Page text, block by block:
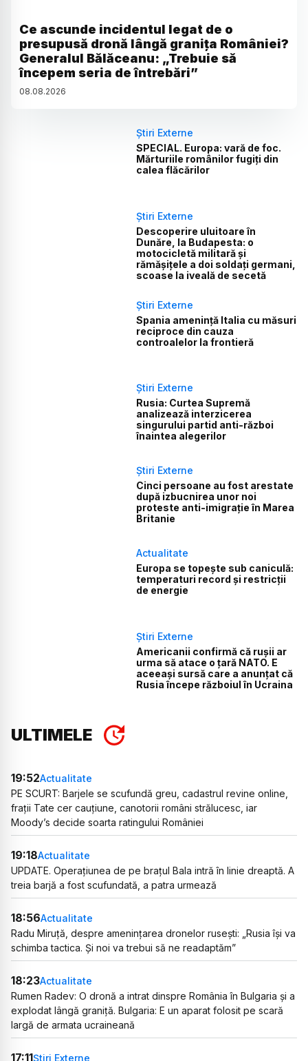
Ce ascunde incidentul legat de o
presupusă dronă lângă granița României?
Generalul Bălăceanu: „Trebuie să
începem seria de întrebări”
08.08.2026
Știri Externe
SPECIAL. Europa: vară de foc.
Mărturiile românilor fugiți din
calea flăcărilor
Știri Externe
Descoperire uluitoare în
Dunăre, la Budapesta: o
motocicletă militară și
rămășițele a doi soldați germani,
scoase la iveală de secetă
Știri Externe
Spania amenință Italia cu măsuri
reciproce din cauza
controalelor la frontieră
Știri Externe
Rusia: Curtea Supremă
analizează interzicerea
singurului partid anti-război
înaintea alegerilor
Știri Externe
Cinci persoane au fost arestate
după izbucnirea unor noi
proteste anti-imigrație în Marea
Britanie
Actualitate
Europa se topește sub caniculă:
temperaturi record și restricții
de energie
Știri Externe
Americanii confirmă că rușii ar
urma să atace o țară NATO. E
aceeași sursă care a anunțat că
Rusia începe războiul în Ucraina
ULTIMELE
19:52Actualitate
PE SCURT: Barjele se scufundă greu, cadastrul revine online,
frații Tate cer cauțiune, canotorii români strălucesc, iar
Moody’s decide soarta ratingului României
19:18Actualitate
UPDATE. Operațiunea de pe brațul Bala intră în linie dreaptă. A
treia barjă a fost scufundată, a patra urmează
18:56Actualitate
Radu Miruță, despre amenințarea dronelor rusești: „Rusia își va
schimba tactica. Și noi va trebui să ne readaptăm”
18:23Actualitate
Rumen Radev: O dronă a intrat dinspre România în Bulgaria și a
explodat lângă graniță. Bulgaria: E un aparat folosit pe scară
largă de armata ucraineană
17:11Știri Externe